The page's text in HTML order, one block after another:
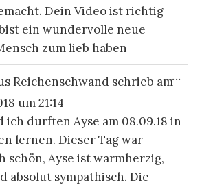
Dein Video ist richtig
ein wundervolle neue
zum lieb haben
Reichenschwand schrieb am
um21:14
ich durften Ayse am 08.09.18 in
lernen. Dieser Tag war
schön, Ayse ist warmherzig,
absolut sympathisch. Die
...